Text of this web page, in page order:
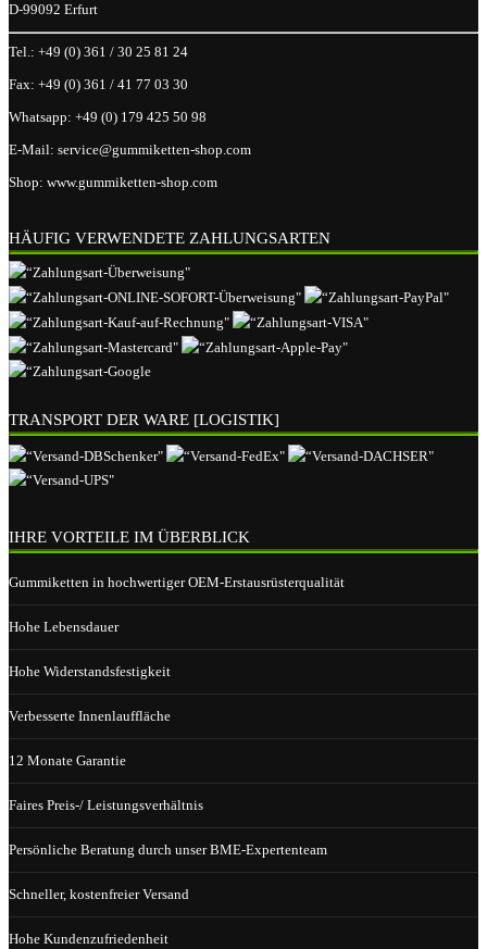
D-99092 Erfurt
Tel.: +49 (0) 361 / 30 25 81 24
Fax: +49 (0) 361 / 41 77 03 30
Whatsapp: +49 (0) 179 425 50 98
E-Mail: service@gummiketten-shop.com
Shop: www.gummiketten-shop.com
HÄUFIG VERWENDETE ZAHLUNGSARTEN
TRANSPORT DER WARE [LOGISTIK]
IHRE VORTEILE IM ÜBERBLICK
Gummiketten in hochwertiger OEM-Erstausrüsterqualität
Hohe Lebensdauer
Hohe Widerstandsfestigkeit
Verbesserte Innenlauffläche
12 Monate Garantie
Faires Preis-/ Leistungsverhältnis
Persönliche Beratung durch unser BME-Expertenteam
Schneller, kostenfreier Versand
Hohe Kundenzufriedenheit